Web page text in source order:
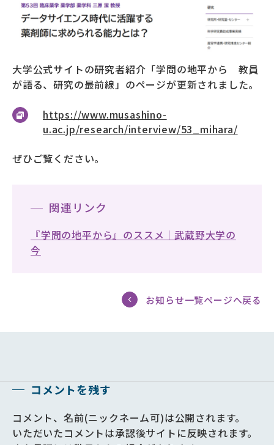
武蔵野TV お問い合わせ
プライバシーポリシー
大学公式サイトの研究者紹介「学問の地平から 教員
が語る、研究の最前線」のページが更新されました。
https://www.musashino-
u.ac.jp/research/interview/53_mihara/
ぜひご覧ください。
関連リンク
『学問の地平から』のススメ｜武蔵野大学の
今
お知らせ一覧ページへ戻る
コメントを残す
コメント、名前(ニックネーム可)は公開されます。
いただいたコメントは承認後サイトに反映されます。